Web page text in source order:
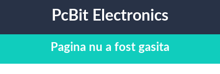
PcBit Electronics
Pagina nu a fost gasita